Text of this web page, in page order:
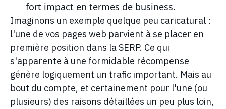
fort impact en termes de business.
Imaginons un exemple quelque peu caricatural :
l'une de vos pages web parvient à se placer en
première position dans la SERP. Ce qui
s'apparente à une formidable récompense
génère logiquement un trafic important. Mais au
bout du compte, et certainement pour l'une (ou
plusieurs) des raisons détaillées un peu plus loin,